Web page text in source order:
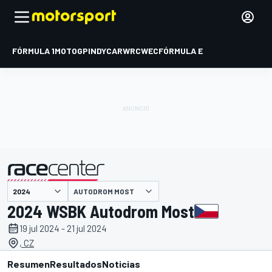
FÓRMULA 1MOTOGPINDYCARWRCWECFÓRMULA E
presentado por AUTODROM MOST
2024 WSBK Autodrom Most
19 jul 2024 - 21 jul 2024
, CZ
ResumenResultadosNoticias